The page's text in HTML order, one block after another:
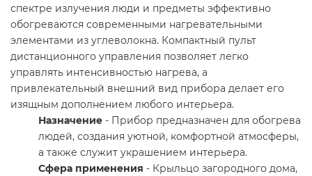
спектре излучения люди и предметы эффективно
обогреваются современными нагревательными
элементами из углеволокна. Компактный пульт
дистанционного управления позволяет легко
управлять интенсивностью нагрева, а
привлекательный внешний вид прибора делает его
изящным дополнением любого интерьера.
Назначение - Прибор предназначен для обогрева
людей, создания уютной, комфортной атмосферы,
а также служит украшением интерьера.
Сфера применения - Крыльцо загородного дома,